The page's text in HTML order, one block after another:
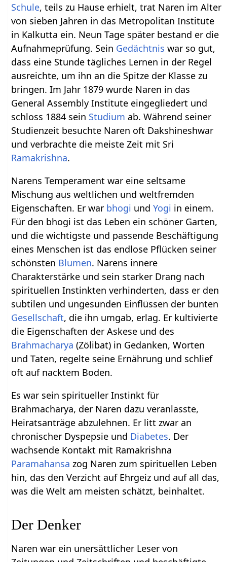
Schule, teils zu Hause erhielt, trat Naren im Alter
von sieben Jahren in das Metropolitan Institute
in Kalkutta ein. Neun Tage später bestand er die
Aufnahmeprüfung. Sein Gedächtnis war so gut,
dass eine Stunde tägliches Lernen in der Regel
ausreichte, um ihn an die Spitze der Klasse zu
bringen. Im Jahr 1879 wurde Naren in das
General Assembly Institute eingegliedert und
schloss 1884 sein Studium ab. Während seiner
Studienzeit besuchte Naren oft Dakshineshwar
und verbrachte die meiste Zeit mit Sri
Ramakrishna.
Narens Temperament war eine seltsame
Mischung aus weltlichen und weltfremden
Eigenschaften. Er war bhogi undYogi in einem.
Für den bhogi ist das Leben ein schöner Garten,
und die wichtigste und passende Beschäftigung
eines Menschen ist das endlose Pflücken seiner
schönsten Blumen. Narens innere
Charakterstärke und sein starker Drang nach
spirituellen Instinkten verhinderten, dass er den
subtilen und ungesunden Einflüssen der bunten
Gesellschaft, die ihn umgab, erlag. Er kultivierte
die Eigenschaften der Askese und des
Brahmacharya (Zölibat) in Gedanken, Worten
und Taten, regelte seine Ernährung und schlief
oft auf nacktem Boden.
Es war sein spiritueller Instinkt für
Brahmacharya, der Naren dazu veranlasste,
Heiratsanträge abzulehnen. Er litt zwar an
chronischer Dyspepsie und Diabetes. Der
wachsende Kontakt mit Ramakrishna
Paramahansa zog Naren zum spirituellen Leben
hin, das den Verzicht auf Ehrgeiz und auf all das,
was die Welt am meisten schätzt, beinhaltet.
Der Denker
Naren war ein unersättlicher Leser von